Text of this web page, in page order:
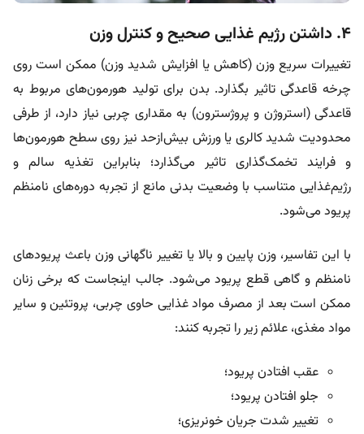
۴. داشتن رژیم غذایی صحیح و کنترل وزن
تغییرات سریع وزن (کاهش یا افزایش شدید وزن) ممکن است روی
چرخه قاعدگی تاثیر بگذارد. بدن برای تولید هورمون‌های مربوط به
قاعدگی (استروژن و پروژسترون) به مقداری چربی نیاز دارد، از طرفی
محدودیت شدید کالری یا ورزش بیش‌ازحد نیز روی سطح هورمون‌ها
و فرایند تخمک‌گذاری تاثیر می‌گذارد؛ بنابراین تغذیه سالم و
رژیم‌غذایی متناسب با وضعیت بدنی مانع از تجربه دوره‌های نامنظم
پریود می‌شود.
با این تفاسیر، وزن پایین و بالا یا تغییر ناگهانی وزن باعث پریودهای
نامنظم و گاهی قطع پریود می‌شود. جالب اینجاست که برخی زنان
ممکن است بعد از مصرف مواد غذایی حاوی چربی، پروتئین و سایر
مواد مغذی، علائم زیر را تجربه کنند:
عقب افتادن پریود؛
جلو افتادن پریود؛
تغییر شدت جریان خونریزی؛